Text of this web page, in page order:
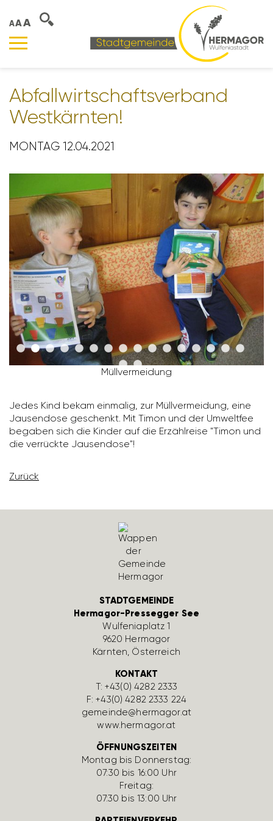
AAA
Abfall­wirt­schafts­ver­band
West­kärnten!
MONTAG 12.04.2021
Müll­ver­mei­dung
Jedes Kind bekam einmalig, zur Müll­ver­mei­dung, eine
Jausen­dose geschenkt. Mit Timon und der Umweltfee
begaben sich die Kinder auf die Erzähl­reise "Timon und
die verrückte Jausen­dose"!
Zurück
STADTGEMEINDE
Hermagor-Pressegger See
Wulfe­nia­platz 1
9620 Hermagor
Kärnten, Öster­reich
KONTAKT
T:+43(0) 4282 2333
F: +43(0) 4282 2333 224
gemeinde@hermagor.at
www.hermagor.at
ÖFFNUNGSZEITEN
Montag bis Donnerstag:
07:30 bis 16:00 Uhr
Freitag:
07:30 bis 13:00 Uhr